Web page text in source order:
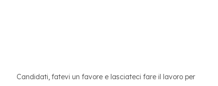
Candidati, fatevi un favore e lasciateci fare il lavoro per